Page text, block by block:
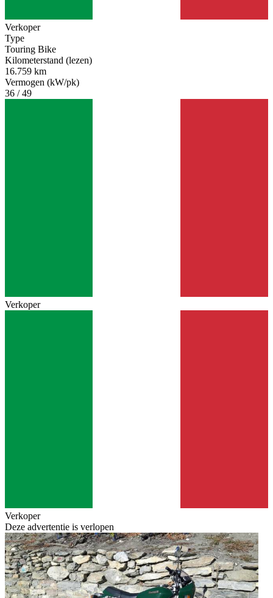
Verkoper
Type
Touring Bike
Kilometerstand (lezen)
16.759 km
Vermogen (kW/pk)
36 / 49
Verkoper
Verkoper
Deze advertentie is verlopen